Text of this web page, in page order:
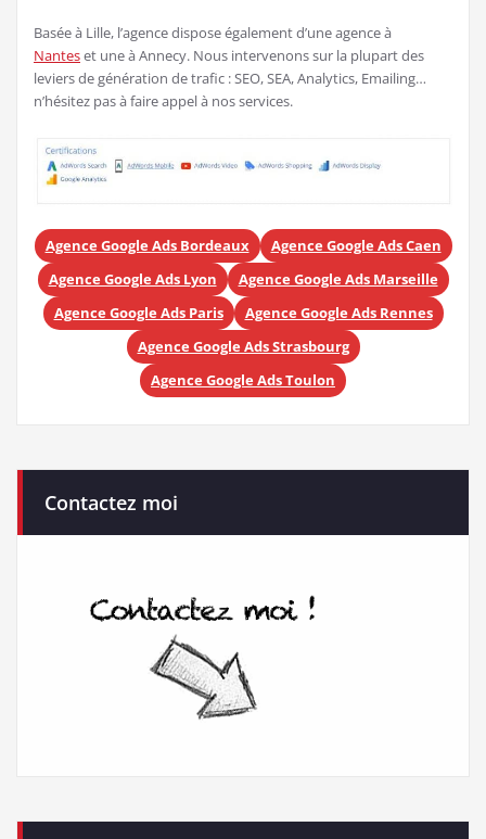
Basée à Lille, l’agence dispose également d’une agence à
Nanteset une à Annecy. Nous intervenons sur la plupart des
leviers de génération de trafic : SEO, SEA, Analytics, Emailing…
n’hésitez pas à faire appel à nos services.
Agence Google Ads Bordeaux
Agence Google Ads Caen
Agence Google Ads Lyon
Agence Google Ads Marseille
Agence Google Ads Paris
Agence Google Ads Rennes
Agence Google Ads Strasbourg
Agence Google Ads Toulon
Contactez moi